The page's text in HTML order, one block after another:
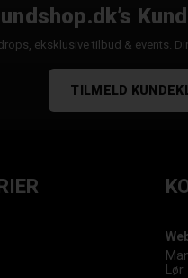
eksklusive tilbud & events.
TILMELD
Lør